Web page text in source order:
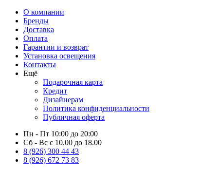
О компании
Бренды
Доставка
Оплата
Гарантии и возврат
Установка освещения
Контакты
Ещё
Подарочная карта
Кредит
Дизайнерам
Политика конфиденциальности
Публичная оферта
Пн - Пт 10:00 до 20:00
Сб - Вс с 10.00 до 18.00
8 (926) 300 44 43
8 (926) 672 73 83